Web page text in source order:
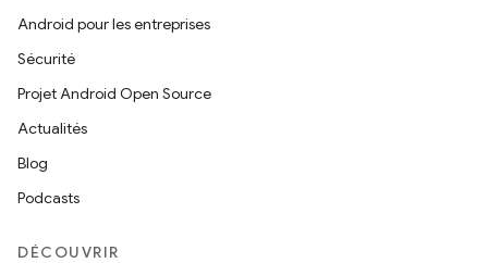
Android pour les entreprises
Sécurité
Projet Android Open Source
Actualités
Blog
Podcasts
DÉCOUVRIR